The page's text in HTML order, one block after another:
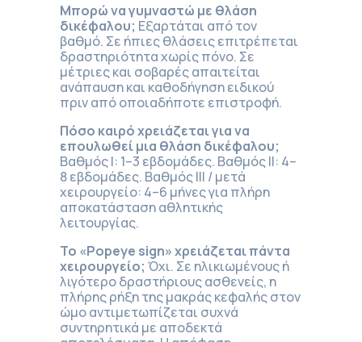
Μπορώ να γυμναστώ με θλάση
δικέφαλου; Εξαρτάται από τον
βαθμό. Σε ήπιες θλάσεις επιτρέπεται
δραστηριότητα χωρίς πόνο. Σε
μέτριες και σοβαρές απαιτείται
ανάπαυση και καθοδήγηση ειδικού
πριν από οποιαδήποτε επιστροφή.
Πόσο καιρό χρειάζεται για να
επουλωθεί μια θλάση δικέφαλου;
Βαθμός Ι: 1–3 εβδομάδες. Βαθμός ΙΙ: 4–
8 εβδομάδες. Βαθμός ΙΙΙ / μετά
χειρουργείο: 4–6 μήνες για πλήρη
αποκατάσταση αθλητικής
λειτουργίας.
Το «Popeye sign» χρειάζεται πάντα
χειρουργείο; Όχι. Σε ηλικιωμένους ή
λιγότερο δραστήριους ασθενείς, η
πλήρης ρήξη της μακράς κεφαλής στον
ώμο αντιμετωπίζεται συχνά
συντηρητικά με αποδεκτά